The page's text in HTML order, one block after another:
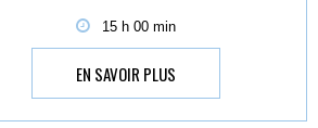
15 h 00 min
EN SAVOIR PLUS